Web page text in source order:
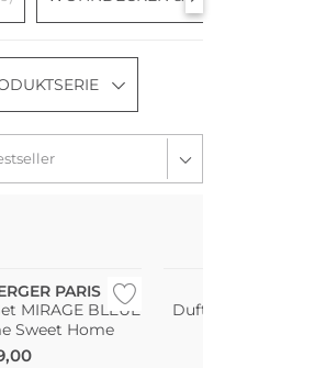
PARIS
MIRAGE BLEUE
Sweet Home
Duftkarte CLASSIC